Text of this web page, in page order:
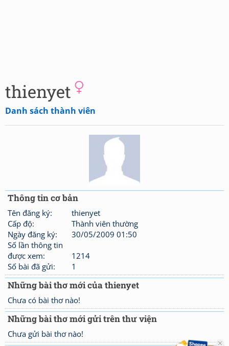
thienyet
Danh sách thành viên
Thông tin cơ bản
Tên đăng ký:
thienyet
Cấp độ:
Thành viên thường
Ngày đăng ký:
30/05/2009 01:50
Số lần thông tin
được xem:
1214
Số bài đã gửi:
1
Những bài thơ mới của thienyet
Chưa có bài thơ nào!
Những bài thơ mới gửi trên thư viện
Chưa gửi bài thơ nào!